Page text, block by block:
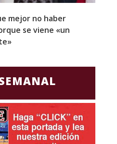
mejor no haber
se viene «un